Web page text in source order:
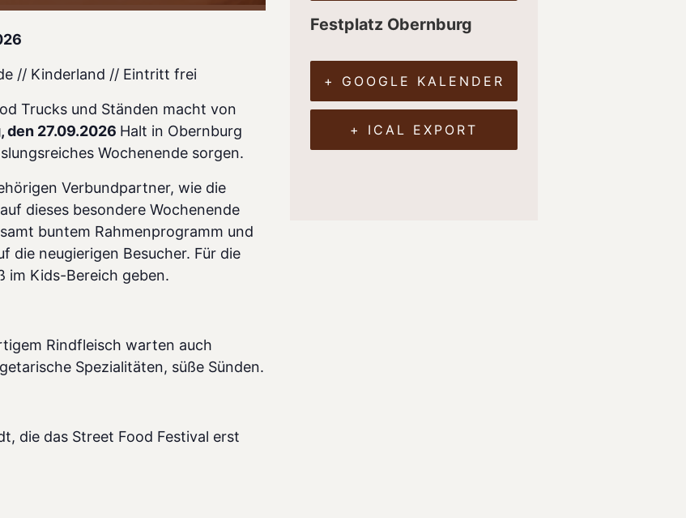
// Kinderland // Eintritt frei
Trucks und Ständen macht von
den 27.09.2026 Halt in Obernburg
Wochenende sorgen.
Verbundpartner, wie die
dieses besondere Wochenende
buntem Rahmenprogramm und
die neugierigen Besucher. Für die
im Kids-Bereich geben.
Rindfleisch warten auch
Spezialitäten, süße Sünden.
die das Street Food Festival erst
Festplatz Obernburg
+ GOOGLE KALENDER
+ ICAL EXPORT